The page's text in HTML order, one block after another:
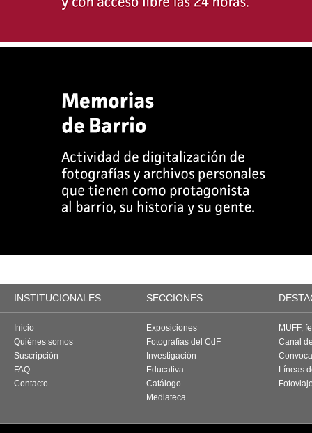
INSTITUCIONALES SECCIONES
Inicio
Quiénes somos
Suscripción
FAQ
Contacto
Exposiciones
Fotografías del CdF
Investigación
Educativa
Catálogo
Mediateca
MUFF,
Canal
Líneas